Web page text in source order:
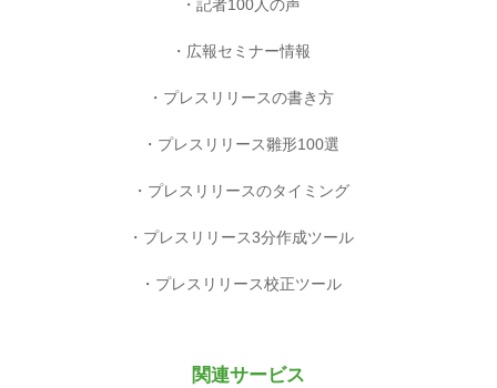
記者100人の声
広報セミナー情報
プレスリリースの書き方
プレスリリース雛形100選
プレスリリースのタイミング
プレスリリース3分作成ツール
プレスリリース校正ツール
関連サービス